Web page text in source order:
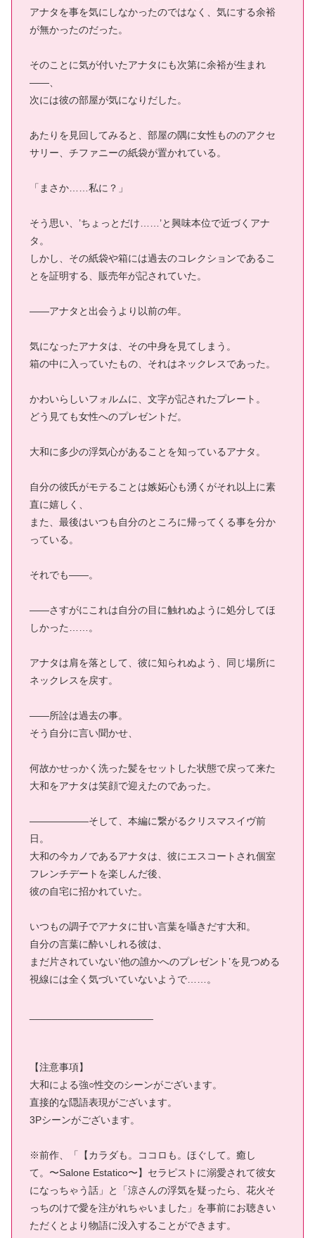
アナタを事を気にしなかったのではなく、気にする余裕
が無かったのだった。
そのことに気が付いたアナタにも次第に余裕が生まれ
――、
次には彼の部屋が気になりだした。
あたりを見回してみると、部屋の隅に女性もののアクセ
サリー、チファニーの紙袋が置かれている。
「まさか……私に？」
そう思い、’ちょっとだけ……’と興味本位で近づくアナ
タ。
しかし、その紙袋や箱には過去のコレクションであるこ
とを証明する、販売年が記されていた。
――アナタと出会うより以前の年。
気になったアナタは、その中身を見てしまう。
箱の中に入っていたもの、それはネックレスであった。
かわいらしいフォルムに、文字が記されたプレート。
どう見ても女性へのプレゼントだ。
大和に多少の浮気心があることを知っているアナタ。
自分の彼氏がモテることは嫉妬心も湧くがそれ以上に素
直に嬉しく、
また、最後はいつも自分のところに帰ってくる事を分か
っている。
それでも――。
――さすがにこれは自分の目に触れぬように処分してほ
しかった……。
アナタは肩を落として、彼に知られぬよう、同じ場所に
ネックレスを戻す。
――所詮は過去の事。
そう自分に言い聞かせ、
何故かせっかく洗った髪をセットした状態で戻って来た
大和をアナタは笑顔で迎えたのであった。
――――――そして、本編に繋がるクリスマスイヴ前
日。
大和の今カノであるアナタは、彼にエスコートされ個室
フレンチデートを楽しんだ後、
彼の自宅に招かれていた。
いつもの調子でアナタに甘い言葉を囁きだす大和。
自分の言葉に酔いしれる彼は、
まだ片されていない’他の誰かへのプレゼント’を見つめる
視線には全く気づいていないようで……。
【注意事項】
大和による強○性交のシーンがございます。
直接的な隠語表現がございます。
3Pシーンがございます。
※前作、「【カラダも。ココロも。ほぐして。癒し
て。〜Salone Estatico〜】セラピストに溺愛されて彼女
になっちゃう話」と「涼さんの浮気を疑ったら、花火そ
っちのけで愛を注がれちゃいました」を事前にお聴きい
ただくとより物語に没入することができます。